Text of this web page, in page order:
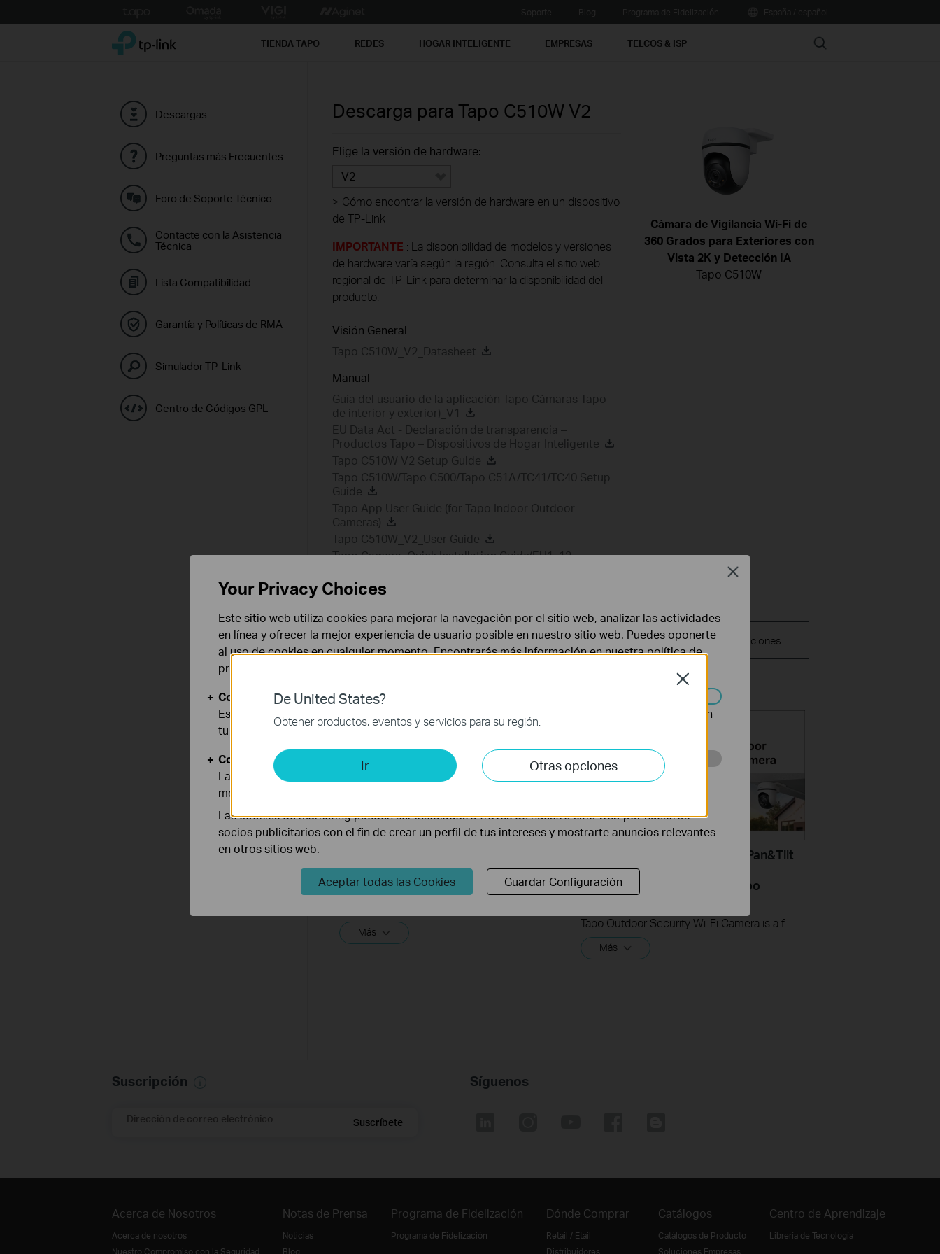
to
TP-Link, Reliably Smart TIENDA TAPO REDES HOGAR INTELIGENTE EMPRESAS TELCOS & ISP Search
Descargas
Preguntas más Frecuentes
Foro de Soporte Técnico
Contacte con la Asistencia
Técnica
Lista Compatibilidad
Garantía y Políticas de RMA
Simulador TP-Link
Centro de Códigos GPL
Descarga para Tapo C510W V2
Elige la versión de hardware:
V2
> Cómo encontrar la versión de hardware en un dispositivo
de TP-Link
IMPORTANTE : La disponibilidad de modelos y versiones
de hardware varía según la región. Consulta el sitio web
regional de TP-Link para determinar la disponibilidad del
producto.
Visión General
Tapo C510W_V2_Datasheet
Manual
Guía del usuario de la aplicación Tapo Cámaras Tapo
de interior y exterior)_V1
EU Data Act - Declaración de transparencia –
Productos Tapo – Dispositivos de Hogar Inteligente
Tapo C510W V2 Setup Guide
Tapo C510W/Tapo C500/Tapo C51A/TC41/TC40 Setup
Guide
Tapo App User Guide (for Tapo Indoor Outdoor
Cameras)
Tapo C510W_V2_User Guide
Tapo Camera_Quick Installation Guide(EU1_12
Cámara de Vigilancia Wi-Fi de
360 Grados para Exteriores con
Vista 2K y Detección IA
Tapo C510W
Vídeo de
configuración
Preguntas más
Frecuentes
Firmware Release
Note
Aplicaciones
Vídeo de configuración
Security Wi-Fi Camera (Tapo
C500/TC40/Tapo C510W)
Más
How to Mount Your Outdoor Pan&Tilt
Security Wi-Fi Camera (Tapo
C500/TC40/Tapo C510W/Tapo
C520WS)
Más
Suscripción
Dirección de correo electrónico Suscríbete
Síguenos
Acerca de Nosotros
Acerca de nosotros
Nuestro Compromiso con la Seguridad
Notas de Prensa
Noticias
Blog
Programa de Fidelización
Programa de Fidelización
Dónde Comprar
Retail / Etail
Distribuidores
Catálogos
Catálogos de Producto
Soluciones Empresas
Centro de Aprendizaje
Librería de Tecnología
De United States?
Obtener productos, eventos y servicios para su región.
Ir Otras opciones
Close
Your Privacy Choices
Este sitio web utiliza cookies para mejorar la navegación por el sitio web, analizar las actividades
en línea y ofrecer la mejor experiencia de usuario posible en nuestro sitio web. Puedes oponerte
al uso de cookies en cualquier momento. Encontrarás más información en nuestrapolítica de
privacidad
Cookies Básicas
Estas cookies son necesarias para el funcionamiento del sitio web y no pueden desactivarse en
tu sistema.
Cookies de Análisis y de Marketing
Las cookies de análisis nos permiten analizar tus actividades en nuestro sitio web con el fin de
mejorar y adaptar la funcionalidad del mismo.
Las cookies de marketing pueden ser instaladas a través de nuestro sitio web por nuestros
socios publicitarios con el fin de crear un perfil de tus intereses y mostrarte anuncios relevantes
en otros sitios web.
Aceptar todas las Cookies Guardar Configuración
Close